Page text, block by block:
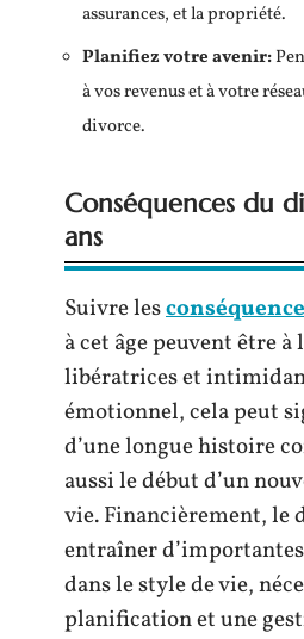
assurances, et la propriété.
Planifiez votre avenir:
à vos revenus et à votre
divorce.
Conséquences du
ans
Suivre les
à cet âge peuvent être à
libératrices et
émotionnel, cela peut
d’une longue histoire
aussi le début d’un
vie. Financièrement, le
entraîner
dans le style de vie,
planification et une